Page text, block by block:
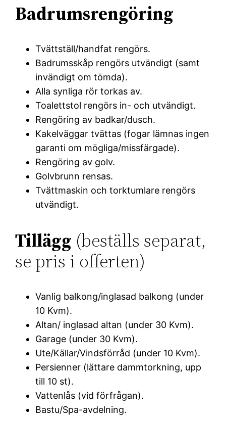
Badrumsrengöring
Tvättställ/handfat rengörs.
Badrumsskåp rengörs utvändigt (samt
invändigt om tömda).
Alla synliga rör torkas av.
Toalettstol rengörs in- och utvändigt.
Rengöring av badkar/dusch.
Kakelväggar tvättas (fogar lämnas ingen
garanti om mögliga/missfärgade).
Rengöring av golv.
Golvbrunn rensas.
Tvättmaskin och torktumlare rengörs
utvändigt.
Tillägg (beställs separat,
se pris i offerten)
Vanlig balkong/inglasad balkong (under
10 Kvm).
Altan/ inglasad altan (under 30 Kvm).
Garage (under 30 Kvm).
Ute/Källar/Vindsförråd (under 10 Kvm).
Persienner (lättare dammtorkning, upp
till 10 st).
Vattenlås (vid förfrågan).
Bastu/Spa-avdelning.